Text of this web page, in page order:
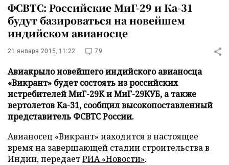
ФСВТС: Российские МиГ-29 и Ка-31
будут базироваться на новейшем
индийском авианосце
21 января 2015, 11:22 79
Авиакрыло новейшего индийского авианосца
«Викрант» будет состоять из российских
истребителей МиГ-29К и МиГ-29КУБ, а также
вертолетов Ка-31, сообщил высокопоставленный
представитель ФСВТС России.
Авианосец «Викрант» находится в настоящее
время на завершающей стадии строительства в
Индии, передаетРИА «Новости».